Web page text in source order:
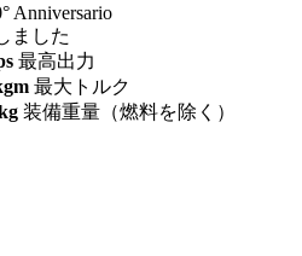
Anniversario
ました
最高出力
最大トルク
装備重量（燃料を除く）